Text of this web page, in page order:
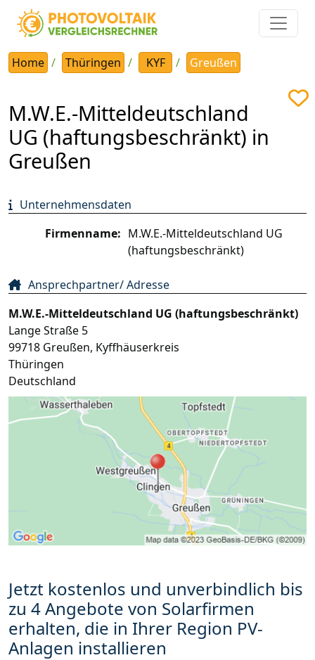
Home Thüringen KYF Greußen
M.W.E.-Mitteldeutschland
UG (haftungsbeschränkt) in
Greußen
Unternehmensdaten
Firmenname: M.W.E.-Mitteldeutschland UG
(haftungsbeschränkt)
Ansprechpartner/ Adresse
M.W.E.-Mitteldeutschland UG (haftungsbeschränkt)
Lange Straße 5
99718 Greußen, Kyffhäuserkreis
Thüringen
Deutschland
Jetzt kostenlos und unverbindlich bis
zu 4 Angebote von Solarfirmen
erhalten, die in Ihrer Region PV-
Anlagen installieren